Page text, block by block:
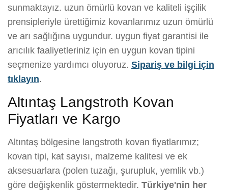
sunmaktayız. uzun ömürlü kovan ve kaliteli işçilik
prensipleriyle ürettiğimiz kovanlarımız uzun ömürlü
ve arı sağlığına uygundur. uygun fiyat garantisi ile
arıcılık faaliyetleriniz için en uygun kovan tipini
seçmenize yardımcı oluyoruz. Sipariş ve bilgi için
tıklayın.
Altıntaş Langstroth Kovan
Fiyatları ve Kargo
Altıntaş bölgesine langstroth kovan fiyatlarımız;
kovan tipi, kat sayısı, malzeme kalitesi ve ek
aksesuarlara (polen tuzağı, şurupluk, yemlik vb.)
göre değişkenlik göstermektedir. Türkiye'nin her